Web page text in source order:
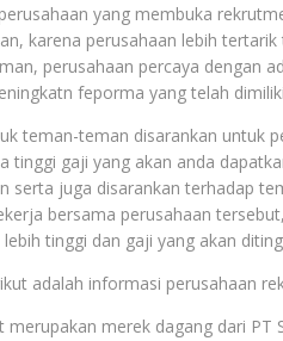
yang membuka
karena perusahaan lebih
perusahaan percaya dengan
feporma yang telah
teman-teman disarankan untuk
tinggi gaji yang akan anda
serta juga disarankan terhadap
bersama perusahaan
tinggi dan gaji yang akan
adalah informasi perusahaan
merupakan merek dagang dari PT